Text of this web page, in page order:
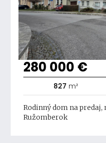
280 000 €
827 m²
Rodinný dom na
Ružomberok